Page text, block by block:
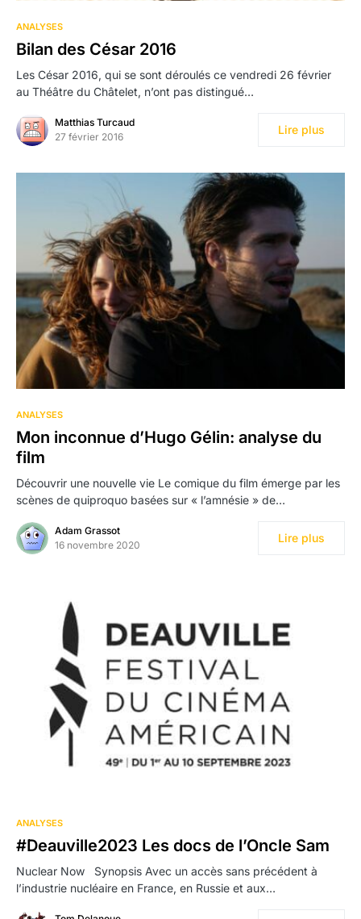
ANALYSES
Bilan des César 2016
Les César 2016, qui se sont déroulés ce vendredi 26 février
au Théâtre du Châtelet, n’ont pas distingué…
Matthias Turcaud
27 février 2016
Lire plus
ANALYSES
Mon inconnue d’Hugo Gélin: analyse du
film
Découvrir une nouvelle vie Le comique du film émerge par les
scènes de quiproquo basées sur « l’amnésie » de…
Adam Grassot
16 novembre 2020
Lire plus
ANALYSES
#Deauville2023 Les docs de l’Oncle Sam
Nuclear Now Synopsis Avec un accès sans précédent à
l’industrie nucléaire en France, en Russie et aux…